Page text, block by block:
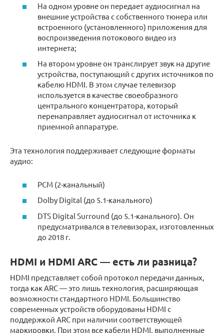
На одном уровне он передает аудиосигнал на
внешние устройства с собственного тюнера или
встроенного (установленного) приложения для
воспроизведения потокового видео из
интернета;
На втором уровне он транслирует звук на другие
устройства, поступающий с других источников по
кабелю HDMI. В этом случае телевизор
используется в качестве своеобразного
центрального концентратора, который
перенаправляет аудиосигнал от источника к
приемной аппаратуре.
Эта технология поддерживает следующие форматы
аудио:
PCM (2-канальный)
Dolby Digital (до 5.1-канального)
DTS Digital Surround (до 5.1-канального). Он
предусматривался в телевизорах, изготовленных
до 2018 г.
HDMI и HDMI ARC — есть ли разница?
HDMI представляет собой протокол передачи данных,
тогда как ARC — это лишь технология, расширяющая
возможности стандартного HDMI. Большинство
современных устройств оборудованы HDMI с
поддержкой ARC при наличии соответствующей
маркировки. При этом все кабели HDMI, выполненные